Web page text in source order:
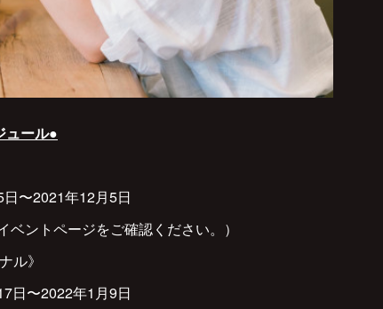
ュール●
〜2021年12月5日
ベントページをご確認ください。）
ル》
日〜2022年1月9日